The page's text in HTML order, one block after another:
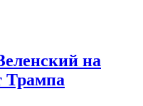
на
Трампа